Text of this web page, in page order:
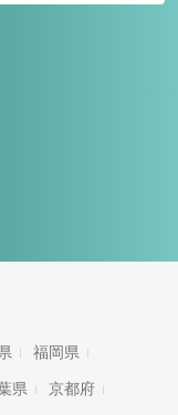
福岡県
県 京都府